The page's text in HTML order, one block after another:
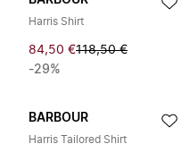
Harris Shirt
84,50 €118,50 €
-29%
BARBOUR
Harris Tailored Shirt